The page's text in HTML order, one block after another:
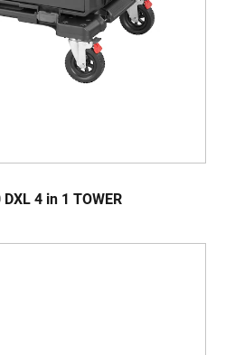
4 in 1 TOWER